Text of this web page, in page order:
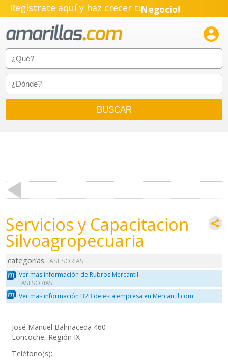
Regístrate aquí y haz crecer tuNegocio!
Emprendimiento!

Servicios y Capacitacion
Silvoagropecuaria
categorías
ASESORIAS
Ver mas información de Rubros Mercantil
ASESORIAS
Ver mas información B2B de esta empresa en Mercantil.com
José Manuel Balmaceda 460
Loncoche, Región IX
Teléfono(s):